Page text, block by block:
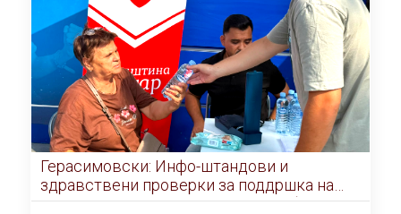
Герасимовски: Инфо-штандови и
здравствени проверки за поддршка на
граѓаните во услови на топлотен бран